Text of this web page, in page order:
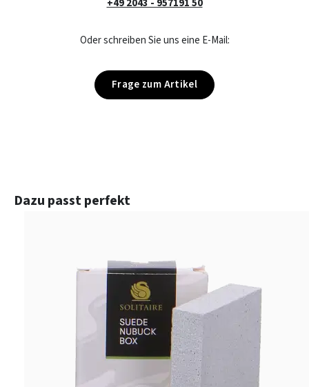
+49 2043 - 957191 50
Oder schreiben Sie uns eine E-Mail:
Frage zum Artikel
Produktgalerie überspringen
Dazu passt perfekt